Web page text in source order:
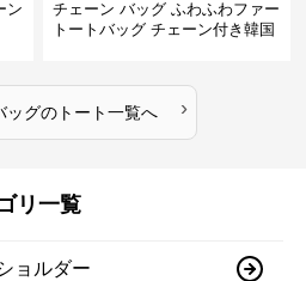
ン
チェーン バッグ ふわふわファー
トートバッグ チェーン付き韓国
ッグのトート一覧へ ›
リ一覧
ョルダー